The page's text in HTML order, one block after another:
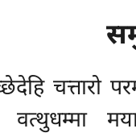
चत्तारो